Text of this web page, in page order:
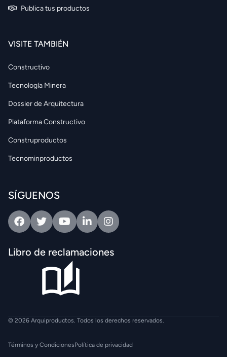
Publica tus productos
VISITE TAMBIÉN
Constructivo
Tecnología Minera
Dossier de Arquitectura
Plataforma Constructivo
Construproductos
Tecnominproductos
SÍGUENOS
FacebookTwitterYoutubeLinkedinIntagram
Libro de reclamaciones
© 2026 Arquiproductos. Todos los derechos reservados.
Términos y CondicionesPolítica de privacidad